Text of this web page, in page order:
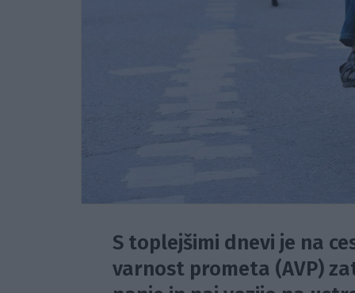
S toplejšimi dnevi je na
varnost prometa (AVP)